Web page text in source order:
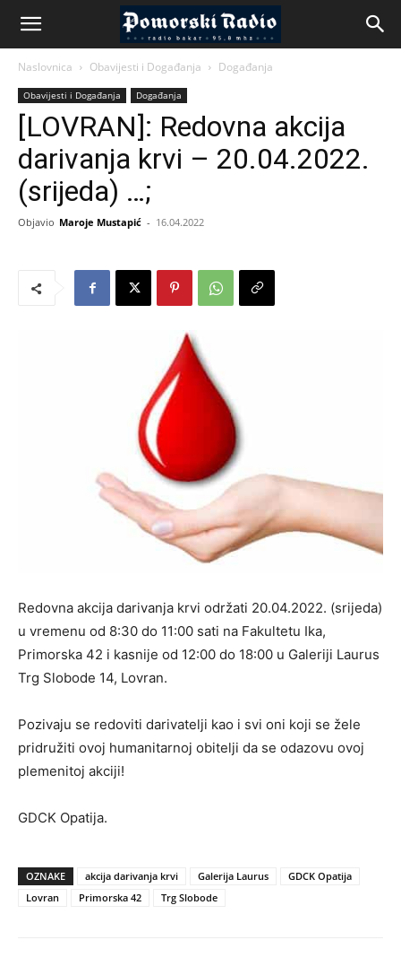
Naslovnica Obavijesti i Događanja Događanja
Obavijesti i Događanja Događanja
[LOVRAN]: Redovna akcija
darivanja krvi – 20.04.2022.
(srijeda) …;
Objavio Maroje Mustapić - 16.04.2022
Redovna akcija darivanja krvi održati 20.04.2022. (srijeda)
u vremenu od 8:30 do 11:00 sati na Fakultetu Ika,
Primorska 42 i kasnije od 12:00 do 18:00 u Galeriji Laurus
Trg Slobode 14, Lovran.
Pozivaju se redoviti darivatelji kao i svi oni koji se žele
pridružiti ovoj humanitarnoj obitelji da se odazovu ovoj
plemenitoj akciji!
GDCK Opatija.
OZNAKE akcija darivanja krvi Galerija Laurus
GDCK Opatija
Lovran
Primorska 42 Trg Slobode